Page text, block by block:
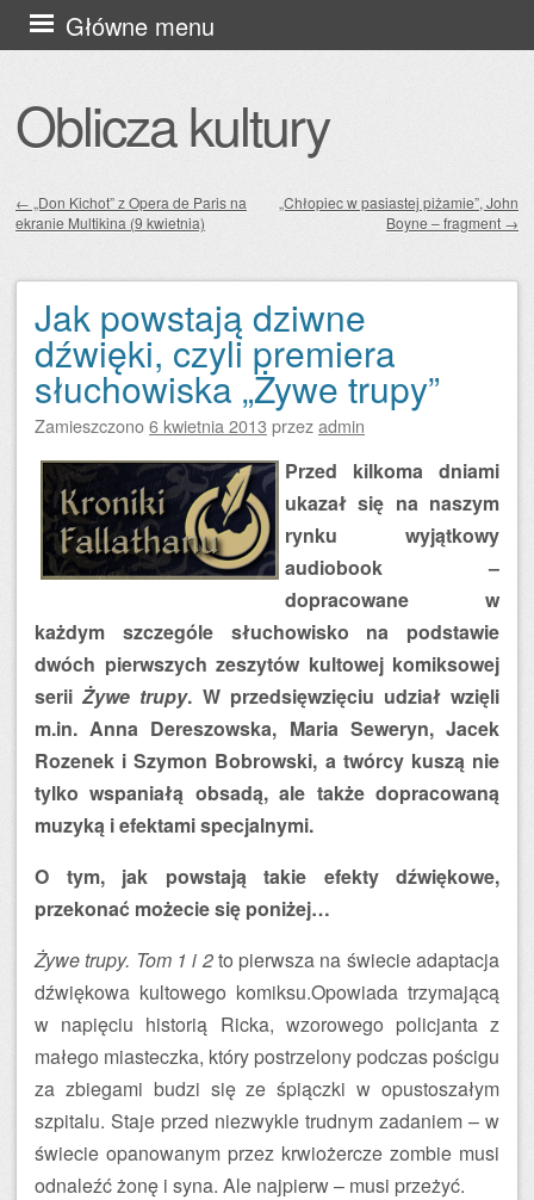
Oblicza kultury
Główne menu
Przejdź
do
Zobacz wpisy
← „Don Kichot” z Opera de Paris na
ekranie Multikina (9 kwietnia)
„Chłopiec w pasiastej piżamie”, John
Boyne – fragment →
Jak powstają dziwne
dźwięki, czyli premiera
słuchowiska „Żywe trupy”
Zamieszczono6 kwietnia 2013 przezadmin
Przed kilkoma dniami
ukazał się na naszym
rynku wyjątkowy
audiobook –
dopracowane w
każdym szczególe słuchowisko na podstawie
dwóch pierwszych zeszytów kultowej komiksowej
seriiŻywe trupy. W przedsięwzięciu udział wzięli
m.in. Anna Dereszowska, Maria Seweryn, Jacek
Rozenek i Szymon Bobrowski, a twórcy kuszą nie
tylko wspaniałą obsadą, ale także dopracowaną
muzyką i efektami specjalnymi.
O tym, jak powstają takie efekty dźwiękowe,
przekonać możecie się poniżej…
Żywe trupy. Tom 1 i 2to pierwsza na świecie adaptacja
dźwiękowa kultowego komiksu.Opowiada trzymającą
w napięciu historią Ricka, wzorowego policjanta z
małego miasteczka, który postrzelony podczas pościgu
za zbiegami budzi się ze śpiączki w opustoszałym
szpitalu. Staje przed niezwykle trudnym zadaniem – w
świecie opanowanym przez krwiożercze zombie musi
odnaleźć żonę i syna. Ale najpierw – musi przeżyć.